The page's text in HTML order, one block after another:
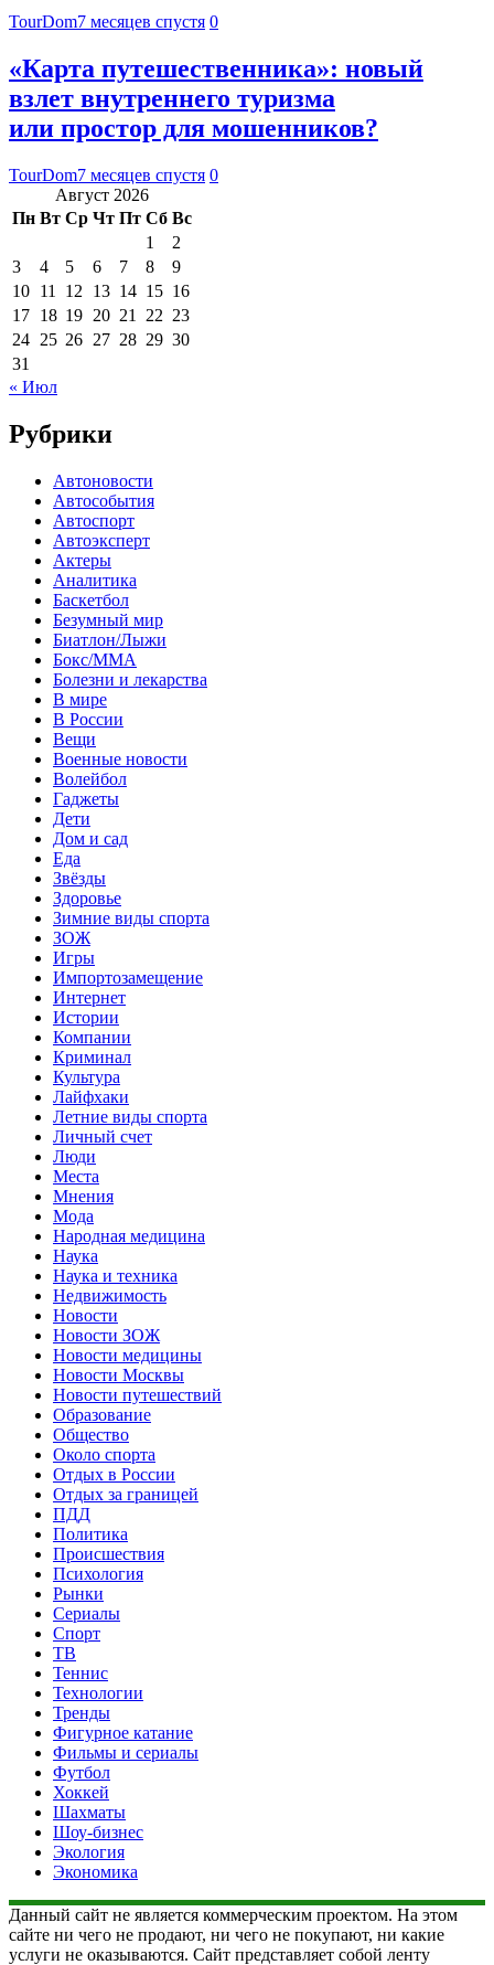
TourDom7 месяцев спустя 0
«Карта путешественника»: новый
взлет внутреннего туризма
или простор для мошенников?
TourDom7 месяцев спустя 0
Август 2026
Пн Вт Ср Чт Пт Сб Вс
1
2
3
4 5 6 7 8
9
10 11 12 13 14 15 16
17 18 19 20 21 22 23
24 25 26 27 28 29 30
31
« Июл
Рубрики
Автоновости
Автособытия
Автоспорт
Автоэксперт
Актеры
Аналитика
Баскетбол
Безумный мир
Биатлон/Лыжи
Бокс/MMA
Болезни и лекарства
В мире
В России
Вещи
Военные новости
Волейбол
Гаджеты
Дети
Дом и сад
Еда
Звёзды
Здоровье
Зимние виды спорта
ЗОЖ
Игры
Импортозамещение
Интернет
Истории
Компании
Криминал
Культура
Лайфхаки
Летние виды спорта
Личный счет
Люди
Места
Мнения
Мода
Народная медицина
Наука
Наука и техника
Недвижимость
Новости
Новости ЗОЖ
Новости медицины
Новости Москвы
Новости путешествий
Образование
Общество
Около спорта
Отдых в России
Отдых за границей
ПДД
Политика
Происшествия
Психология
Рынки
Сериалы
Спорт
ТВ
Теннис
Технологии
Тренды
Фигурное катание
Фильмы и сериалы
Футбол
Хоккей
Шахматы
Шоу-бизнес
Экология
Экономика
Данный сайт не является коммерческим проектом. На этом
сайте ни чего не продают, ни чего не покупают, ни какие
услуги не оказываются. Сайт представляет собой ленту